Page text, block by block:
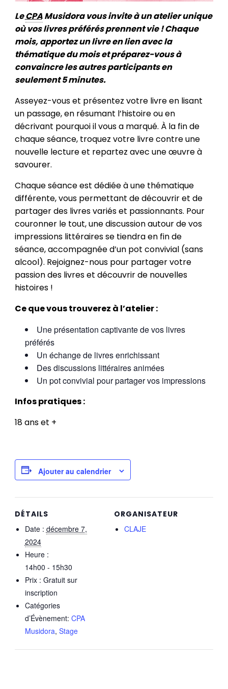
LeCPAMusidora vous invite à un atelier unique
où vos livres préférés prennent vie ! Chaque
mois, apportez un livre en lien avec la
thématique du mois et préparez-vous à
convaincre les autres participants en
seulement 5 minutes.
Asseyez-vous et présentez votre livre en lisant
un passage, en résumant l’histoire ou en
décrivant pourquoi il vous a marqué. À la fin de
chaque séance, troquez votre livre contre une
nouvelle lecture et repartez avec une œuvre à
savourer.
Chaque séance est dédiée à une thématique
différente, vous permettant de découvrir et de
partager des livres variés et passionnants. Pour
couronner le tout, une discussion autour de vos
impressions littéraires se tiendra en fin de
séance, accompagnée d’un pot convivial (sans
alcool). Rejoignez-nous pour partager votre
passion des livres et découvrir de nouvelles
histoires !
Ce que vous trouverez à l’atelier :
Une présentation captivante de vos livres
préférés
Un échange de livres enrichissant
Des discussions littéraires animées
Un pot convivial pour partager vos impressions
Infos pratiques :
18 ans et +
Ajouter au calendrier
DÉTAILS
Date : décembre 7,
2024
Heure :
14h00 - 15h30
Prix : Gratuit sur
inscription
Catégories
d’Évènement: CPA
Musidora, Stage
ORGANISATEUR
CLAJE